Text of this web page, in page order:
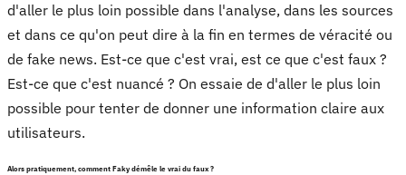
d'aller le plus loin possible dans l'analyse, dans les sources
et dans ce qu'on peut dire à la fin en termes de véracité ou
de fake news. Est-ce que c'est vrai, est ce que c'est faux ?
Est-ce que c'est nuancé ? On essaie de d'aller le plus loin
possible pour tenter de donner une information claire aux
utilisateurs.
Alors pratiquement, comment Faky démêle le vrai du faux ?